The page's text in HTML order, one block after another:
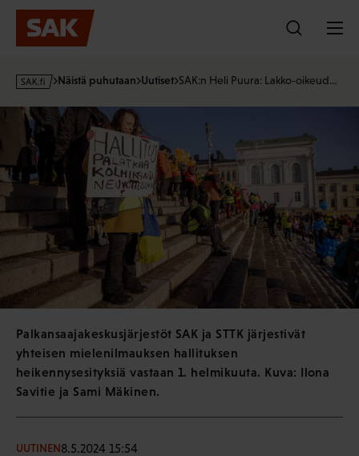
Hyppää
sisältöön
s
i
Näistä puhutaan Uutiset SAK:n Heli Puura: Lakko-oikeud…
Palkansaajakeskusjärjestöt SAK ja STTK järjestivät
yhteisen mielenilmauksen hallituksen
heikennysesityksiä vastaan 1. helmikuuta. Kuva: Ilona
Savitie ja Sami Mäkinen.
UUTINEN8.5.2024 15:54